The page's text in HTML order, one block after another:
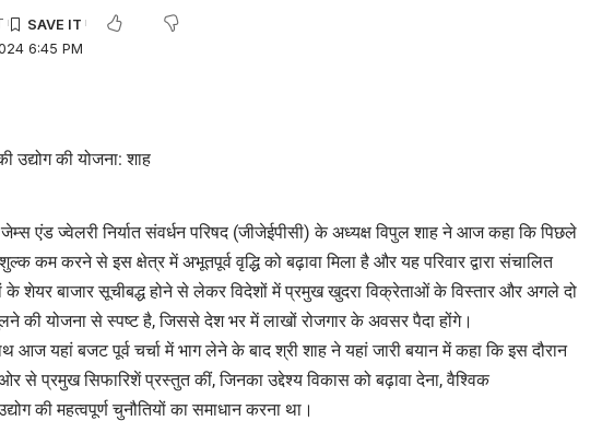
6:45 PM
एंड ज्वेलरी निर्यात संवर्धन परिषद (जीजेईपीसी) के अध्यक्ष विपुल शाह ने आज कहा कि पिछले
कम करने से इस क्षेत्र में अभूतपूर्व वृद्धि को बढ़ावा मिला है और यह परिवार द्वारा संचालित
शेयर बाजार सूचीबद्ध होने से लेकर विदेशों में प्रमुख खुदरा विक्रेताओं के विस्तार और अगले दो
की योजना से स्पष्ट है, जिससे देश भर में लाखों रोजगार के अवसर पैदा होंगे।
आज यहां बजट पूर्व चर्चा में भाग लेने के बाद श्री शाह ने यहां जारी बयान में कहा कि इस दौरान
से प्रमुख सिफारिशें प्रस्तुत कीं, जिनका उद्देश्य विकास को बढ़ावा देना, वैश्विक
की महत्वपूर्ण चुनौतियों का समाधान करना था।